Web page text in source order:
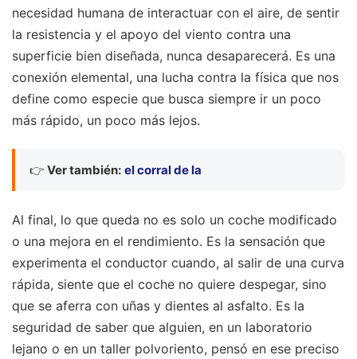
necesidad humana de interactuar con el aire, de sentir
la resistencia y el apoyo del viento contra una
superficie bien diseñada, nunca desaparecerá. Es una
conexión elemental, una lucha contra la física que nos
define como especie que busca siempre ir un poco
más rápido, un poco más lejos.
👉 Ver también: el corral de la
Al final, lo que queda no es solo un coche modificado
o una mejora en el rendimiento. Es la sensación que
experimenta el conductor cuando, al salir de una curva
rápida, siente que el coche no quiere despegar, sino
que se aferra con uñas y dientes al asfalto. Es la
seguridad de saber que alguien, en un laboratorio
lejano o en un taller polvoriento, pensó en ese preciso